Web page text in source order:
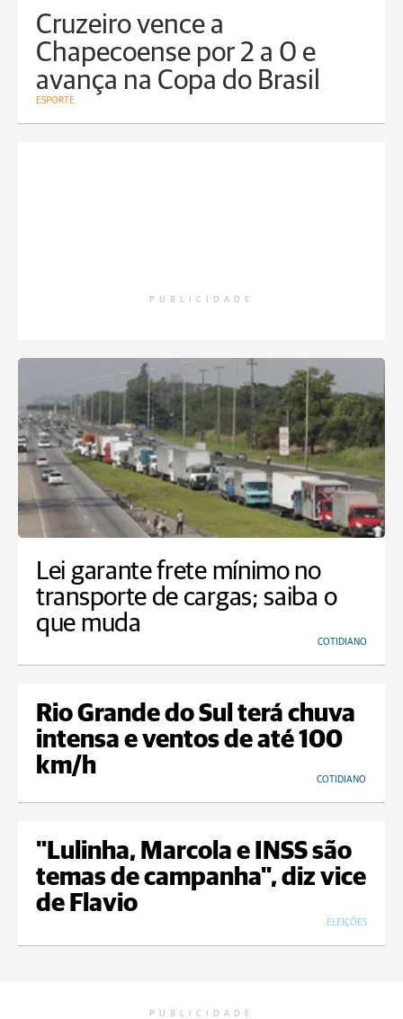
Cruzeiro vence a
Chapecoense por 2 a 0 e
avança na Copa do Brasil
ESPORTE
PUBLICIDADE
Lei garante frete mínimo no
transporte de cargas; saiba o
que muda
COTIDIANO
Rio Grande do Sul terá chuva
intensa e ventos de até 100
km/h
COTIDIANO
"Lulinha, Marcola e INSS são
temas de campanha", diz vice
de Flavio
ELEIÇÕES
PUBLICIDADE